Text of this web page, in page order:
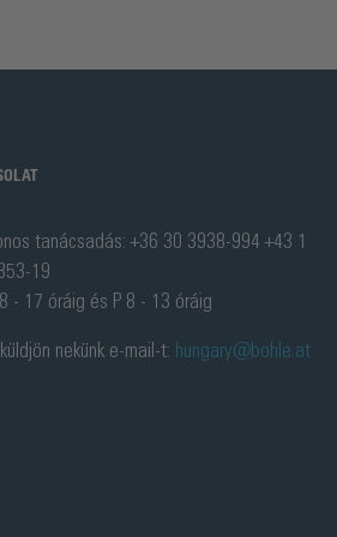
tanácsadás: +36 30 3938-994 +43 1
19
- 17 óráig és P 8 - 13 óráig
nekünk e-mail-t: hungary@bohle.at